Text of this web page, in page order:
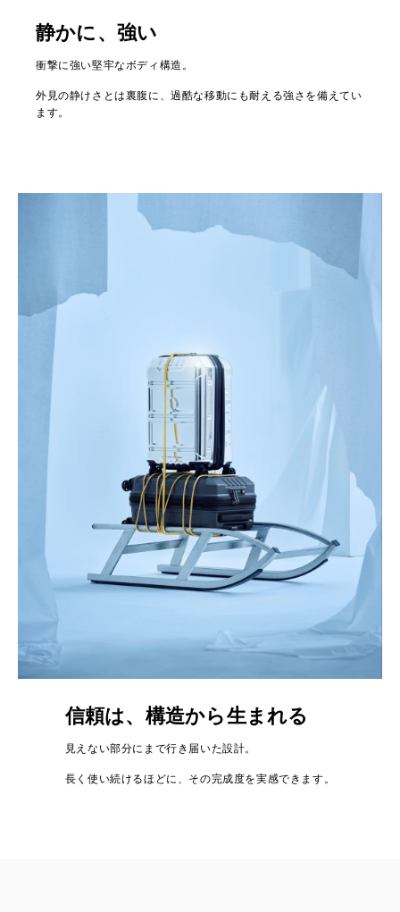
静かに、強い
衝撃に強い堅牢なボディ構造。
外見の静けさとは裏腹に、過酷な移動にも耐える強さを備えてい
ます。
信頼は、構造から生まれる
見えない部分にまで行き届いた設計。
長く使い続けるほどに、その完成度を実感できます。